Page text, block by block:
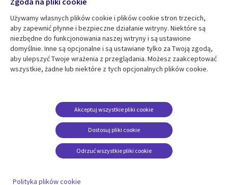
Centrum zasobów
Library
SECTIONS
POLSKA
Artykuły
Pomoc
Legal
POLSKA
Informacja prawna
Informacja o
ciasteczkach
Social
Media
SECTIONS
POLSKA
Używamy własnych plików cookie i plików cookie stron trzecich,
aby zapewnić płynne i bezpieczne działanie witryny. Niektóre są
niezbędne do funkcjonowania naszej witryny i są ustawione
domyślnie. Inne są opcjonalne i są ustawiane tylko za Twoją zgodą,
aby ulepszyć Twoje wrażenia z przeglądania. Możesz zaakceptować
wszystkie, żadne lub niektóre z tych opcjonalnych plików cookie.
Dostosuj pliki cookie
Akceptuj wszystkie pliki cookie
Odrzuć wszystkie pliki cookie
Polityka plików cookie